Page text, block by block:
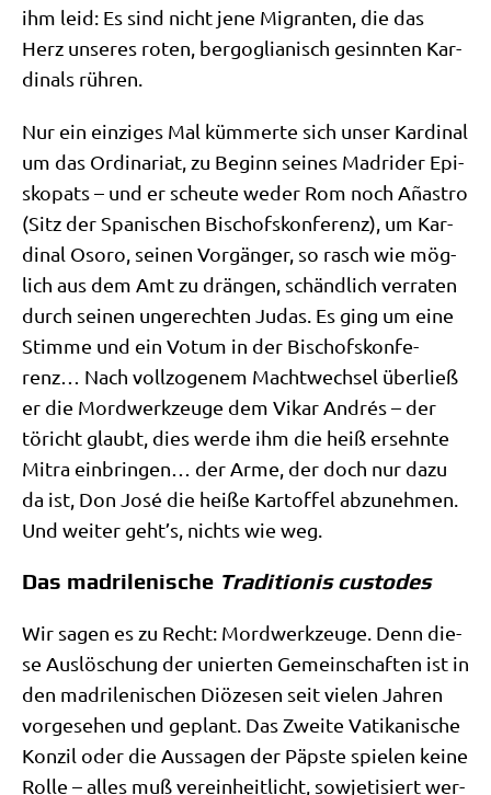
ihm leid: Es sind nicht jene Migran­ten, die das
Herz unse­res roten, berg­o­glia­nisch gesinn­ten Kar­
di­nals rühren.
Nur ein ein­zi­ges Mal küm­mer­te sich unser Kar­di­nal
um das Ordi­na­ri­at, zu Beginn sei­nes Madri­der Epi­
sko­pats – und er scheu­te weder Rom noch Aña­stro
(Sitz der Spa­ni­schen Bischofs­kon­fe­renz), um Kar­
di­nal Osoro, sei­nen Vor­gän­ger, so rasch wie mög­
lich aus dem Amt zu drän­gen, schänd­lich ver­ra­ten
durch sei­nen unge­rech­ten Judas. Es ging um eine
Stim­me und ein Votum in der Bischofs­kon­fe­
renz… Nach voll­zo­ge­nem Macht­wech­sel über­ließ
er die Mord­werk­zeu­ge dem Vikar Andrés – der
töricht glaubt, dies wer­de ihm die heiß ersehn­te
Mitra ein­brin­gen… der Arme, der doch nur dazu
da ist, Don José die hei­ße Kar­tof­fel abzu­neh­men.
Und wei­ter geht’s, nichts wie weg.
Das madrilenische Traditionis custodes
Wir sagen es zu Recht: Mord­werk­zeu­ge. Denn die­
se Aus­lö­schung der unier­ten Gemein­schaf­ten ist in
den madri­le­ni­schen Diö­ze­sen seit vie­len Jah­ren
vor­ge­se­hen und geplant. Das Zwei­te Vati­ka­ni­sche
Kon­zil oder die Aus­sa­gen der Päp­ste spie­len kei­ne
Rol­le – alles muß ver­ein­heit­licht, sowje­ti­siert wer­